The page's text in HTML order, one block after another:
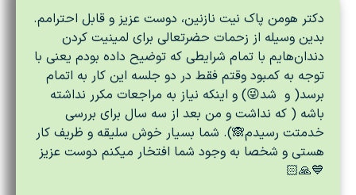
دکتر هومن پاک نیت نازنین، دوست عزیز و قابل احترامم.
بدین وسیله از زحمات حضرتعالی برای لمینیت کردن
دندان‌هایم با تمام شرایطی که توضیح داده بودم یعنی با
توجه به کمبود وقتم فقط در دو جلسه این کار به اتمام
برسد( و شد😜) و اینکه نیاز به مراجعات مکرر نداشته
باشه ( که نداشت و من بعد از سه سال برای بررسی
خدمتت رسیدم🙈). شما بسیار خوش سلیقه و ظریف کار
هستی و شخصا به وجود شما افتخار میکنم دوست عزیز
💙🙏🏻